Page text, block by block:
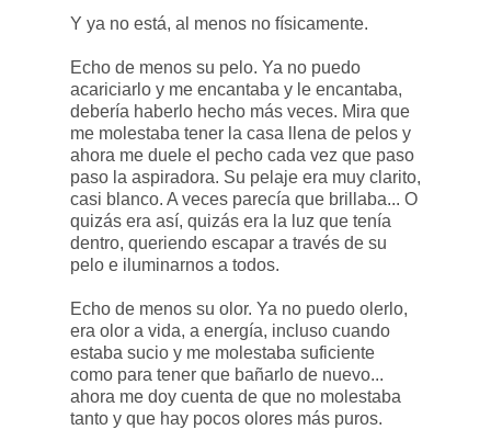
Y ya no está, al menos no físicamente.
Echo de menos su pelo. Ya no puedo
acariciarlo y me encantaba y le encantaba,
debería haberlo hecho más veces. Mira que
me molestaba tener la casa llena de pelos y
ahora me duele el pecho cada vez que paso
paso la aspiradora. Su pelaje era muy clarito,
casi blanco. A veces parecía que brillaba... O
quizás era así, quizás era la luz que tenía
dentro, queriendo escapar a través de su
pelo e iluminarnos a todos.
Echo de menos su olor. Ya no puedo olerlo,
era olor a vida, a energía, incluso cuando
estaba sucio y me molestaba suficiente
como para tener que bañarlo de nuevo...
ahora me doy cuenta de que no molestaba
tanto y que hay pocos olores más puros.